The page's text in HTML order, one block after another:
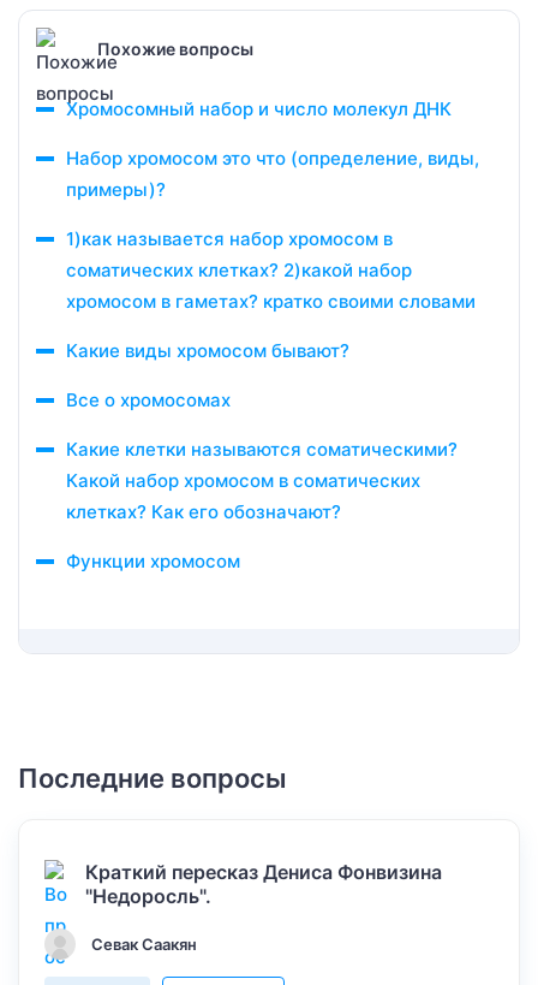
Похожие вопросы
Хромосомный набор и число молекул ДНК
Набор хромосом это что (определение, виды,
примеры)?
1)как называется набор хромосом в
соматических клетках? 2)какой набор
хромосом в гаметах? кратко своими словами
Какие виды хромосом бывают?
Все о хромосомах
Какие клетки называются соматическими?
Какой набор хромосом в соматических
клетках? Как его обозначают?
Функции хромосом
Последние вопросы
Краткий пересказ Дениса Фонвизина
"Недоросль".
Севак Саакян